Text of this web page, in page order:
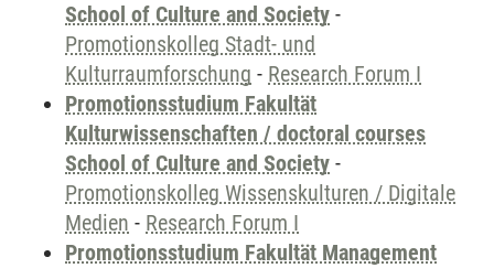
School of Culture and Society -
Promotionskolleg Stadt- und
Kulturraumforschung - Research Forum I
Promotionsstudium Fakultät
Kulturwissenschaften / doctoral courses
School of Culture and Society -
Promotionskolleg Wissenskulturen / Digitale
Medien - Research Forum I
Promotionsstudium Fakultät Management